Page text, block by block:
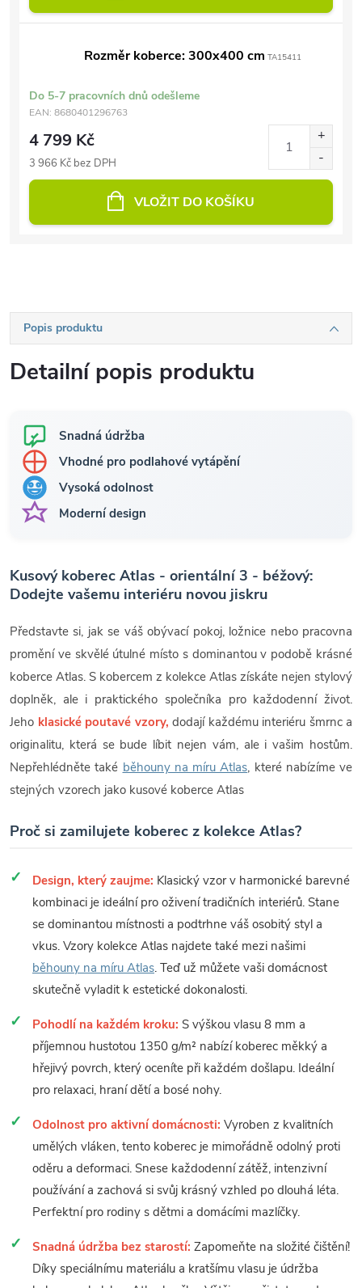
Rozměr koberce: 300x400 cm TA15411
Do 5-7 pracovních dnů odešleme
EAN: 8680401296763
4 799 Kč
3 966 Kč bez DPH
VLOŽIT DO KOŠÍKU
Popis produktu
Detailní popis produktu
Snadná údržba
Vhodné pro podlahové vytápění
Vysoká odolnost
Moderní design
Kusový koberec Atlas - orientální 3 - béžový:
Dodejte vašemu interiéru novou jiskru
Představte si, jak se váš obývací pokoj, ložnice nebo pracovna
promění ve skvělé útulné místo s dominantou v podobě krásné
koberce Atlas. S kobercem z kolekce Atlas získáte nejen stylový
doplněk, ale i praktického společníka pro každodenní život.
Jeho klasické poutavé vzory, dodají každému interiéru šmrnc a
originalitu, která se bude líbit nejen vám, ale i vašim hostům.
Nepřehlédněte také běhouny na míru Atlas, které nabízíme ve
stejných vzorech jako kusové koberce Atlas
Proč si zamilujete koberec z kolekce Atlas?
Design, který zaujme: Klasický vzor v harmonické barevné
kombinaci je ideální pro oživení tradičních interiérů. Stane
se dominantou místnosti a podtrhne váš osobitý styl a
vkus. Vzory kolekce Atlas najdete také mezi našimi
běhouny na míru Atlas. Teď už můžete vaši domácnost
skutečně vyladit k estetické dokonalosti.
Pohodlí na každém kroku: S výškou vlasu 8 mm a
příjemnou hustotou 1350 g/m² nabízí koberec měkký a
hřejivý povrch, který oceníte při každém došlapu. Ideální
pro relaxaci, hraní dětí a bosé nohy.
Odolnost pro aktivní domácnosti: Vyroben z kvalitních
umělých vláken, tento koberec je mimořádně odolný proti
oděru a deformaci. Snese každodenní zátěž, intenzivní
používání a zachová si svůj krásný vzhled po dlouhá léta.
Perfektní pro rodiny s dětmi a domácími mazlíčky.
Snadná údržba bez starostí: Zapomeňte na složité čištění!
Díky speciálnímu materiálu a kratšímu vlasu je údržba